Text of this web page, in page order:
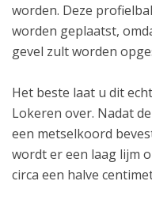
worden. Deze
worden geplaatst,
gevel zult worden
Het beste laat u dit
Lokeren over. Nadat
een metselkoord
wordt er een laag lijm
circa een halve